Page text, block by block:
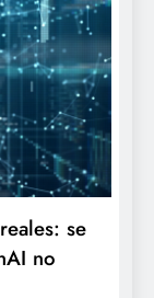
reales: se
no